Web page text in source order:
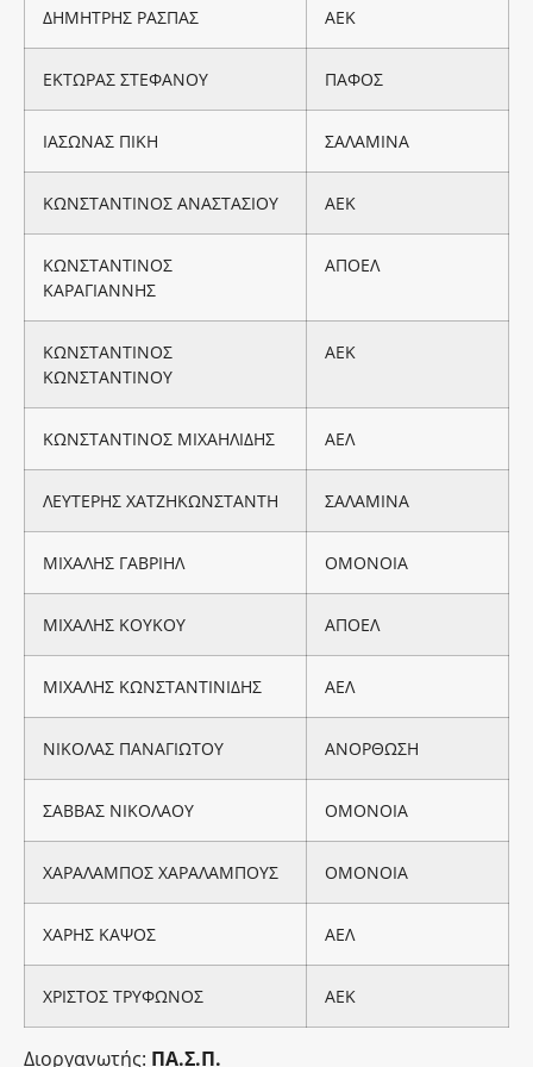
ΔΗΜΗΤΡΗΣ ΡΑΣΠΑΣ ΑΕΚ
ΕΚΤΩΡΑΣ ΣΤΕΦΑΝΟΥ ΠΑΦΟΣ
ΙΑΣΩΝΑΣ ΠΙΚΗ ΣΑΛΑΜΙΝΑ
ΚΩΝΣΤΑΝΤΙΝΟΣ ΑΝΑΣΤΑΣΙΟΥ ΑΕΚ
ΚΩΝΣΤΑΝΤΙΝΟΣ
ΚΑΡΑΓΙΑΝΝΗΣ
ΑΠΟΕΛ
ΚΩΝΣΤΑΝΤΙΝΟΣ
ΚΩΝΣΤΑΝΤΙΝΟΥ
ΑΕΚ
ΚΩΝΣΤΑΝΤΙΝΟΣ ΜΙΧΑΗΛΙΔΗΣ ΑΕΛ
ΛΕΥΤΕΡΗΣ ΧΑΤΖΗΚΩΝΣΤΑΝΤΗ ΣΑΛΑΜΙΝΑ
ΜΙΧΑΛΗΣ ΓΑΒΡΙΗΛ ΟΜΟΝΟΙΑ
ΜΙΧΑΛΗΣ ΚΟΥΚΟΥ ΑΠΟΕΛ
ΜΙΧΑΛΗΣ ΚΩΝΣΤΑΝΤΙΝΙΔΗΣ ΑΕΛ
ΝΙΚΟΛΑΣ ΠΑΝΑΓΙΩΤΟΥ ΑΝΟΡΘΩΣΗ
ΣΑΒΒΑΣ ΝΙΚΟΛΑΟΥ ΟΜΟΝΟΙΑ
ΧΑΡΑΛΑΜΠΟΣ ΧΑΡΑΛΑΜΠΟΥΣ ΟΜΟΝΟΙΑ
ΧΑΡΗΣ ΚΑΨΟΣ ΑΕΛ
ΧΡΙΣΤΟΣ ΤΡΥΦΩΝΟΣ ΑΕΚ
Διοργανωτής: ΠΑ.Σ.Π.